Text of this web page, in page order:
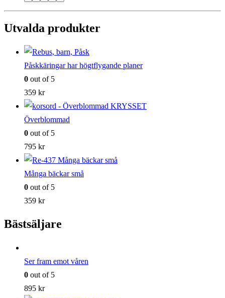
Utvalda produkter
Påskkäringar har högtflygande planer
0 out of 5
359 kr
Överblommad
0 out of 5
795 kr
Många bäckar små
0 out of 5
359 kr
Bästsäljare
Ser fram emot våren
0 out of 5
895 kr